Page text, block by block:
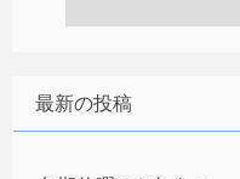
最新の投稿